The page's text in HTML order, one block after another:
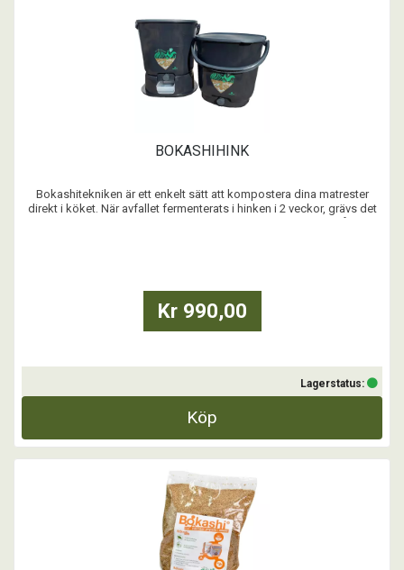
BOKASHIHINK
Bokashitekniken är ett enkelt sätt att kompostera dina matrester
direkt i köket. När avfallet fermenterats i hinken i 2 veckor, grävs det
Kr 990,00
Lagerstatus:
Köp